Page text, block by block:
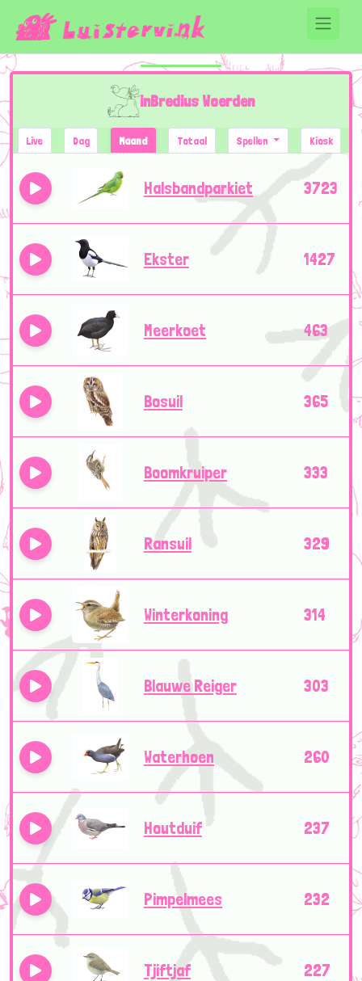
inBredius Woerden
Live Dag Maand Totaal Spellen Kiosk
Halsbandparkiet 3723
Ekster 1427
Meerkoet 463
Bosuil 365
Boomkruiper 333
Ransuil 329
Winterkoning 314
Blauwe Reiger 303
Waterhoen 260
Houtduif 237
Pimpelmees 232
Tjiftjaf 227